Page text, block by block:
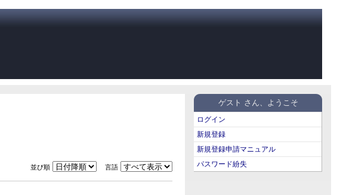
ゲスト さん、ようこそ
ログイン
新規登録
新規登録申請マニュアル
パスワード紛失
並び順 言語